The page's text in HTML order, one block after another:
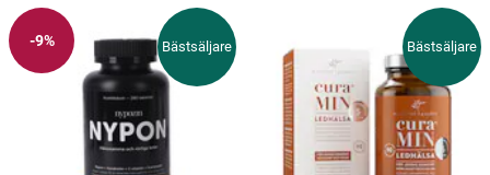
ens individuella behov och hälsotillstånd.
-9% Bästsäljare Bästsäljare